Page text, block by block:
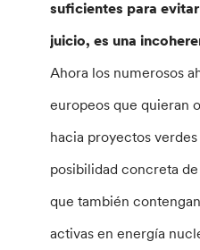
suficientes para
juicio, es una
Ahora los numerosos
europeos que quieran
hacia proyectos
posibilidad concreta
que también
activas en energía